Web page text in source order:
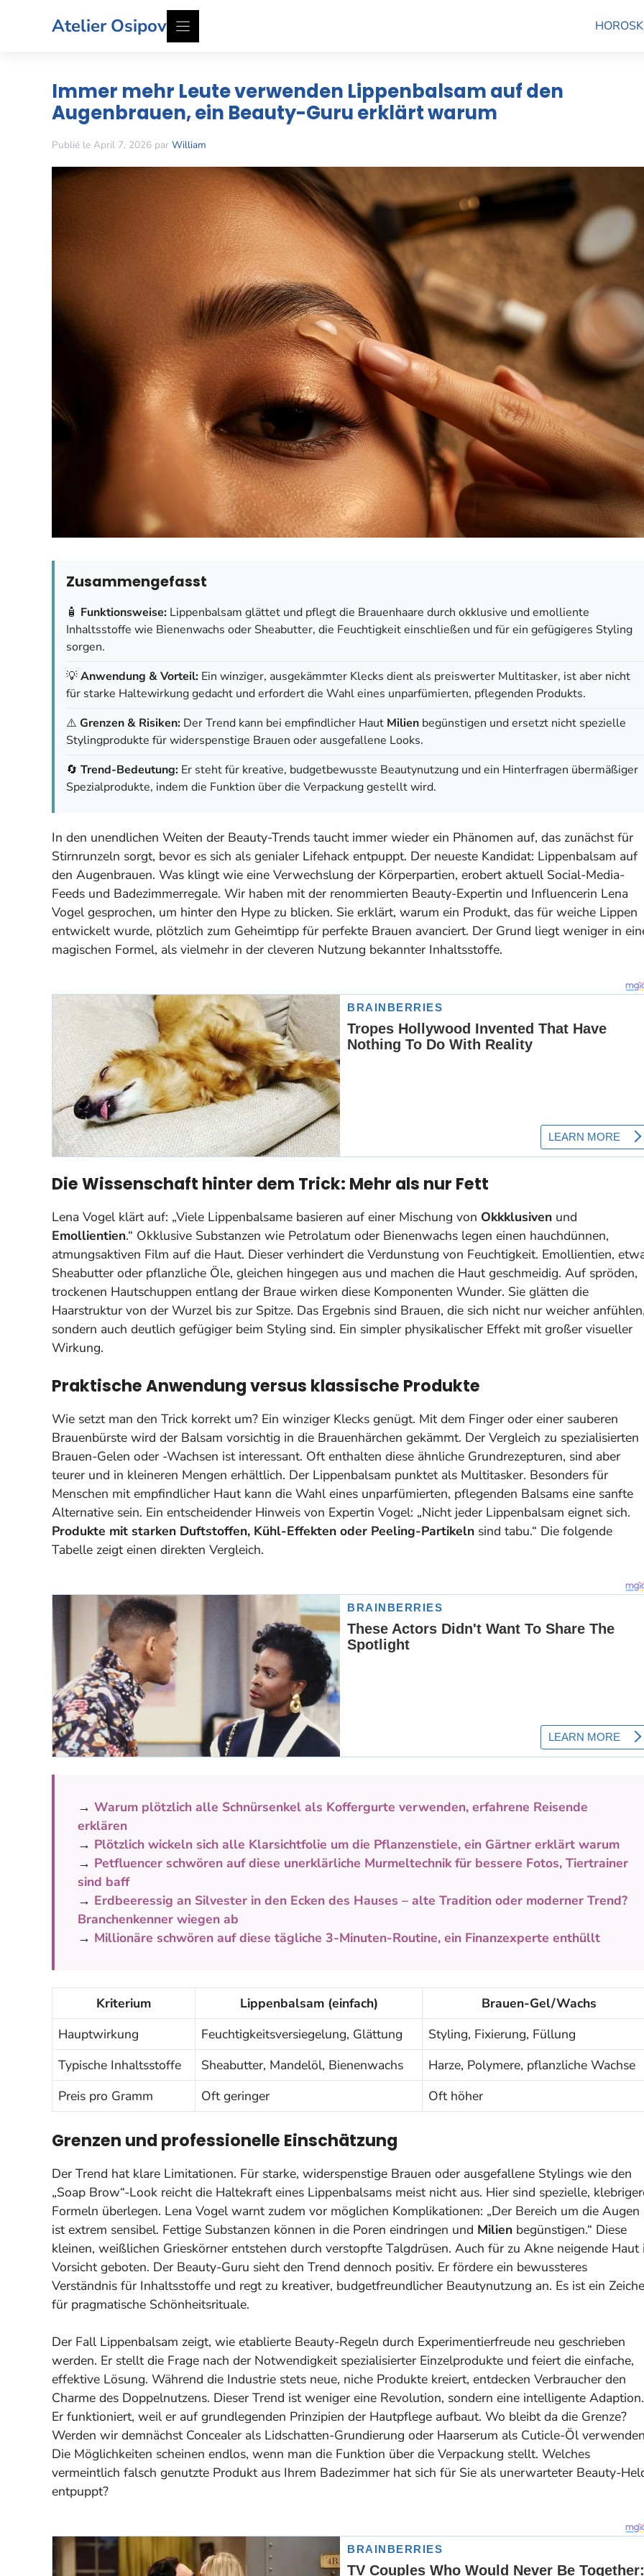
Atelier Osipov
Immer mehr Leute verwenden Lippenbalsam auf den
Augenbrauen, ein Beauty-Guru erklärt warum
Publié le April 7, 2026 par William
Zusammengefasst
🧴 Funktionsweise: Lippenbalsam glättet und pflegt die Brauenhaare durch okklusive und emolliente
Inhaltsstoffe wie Bienenwachs oder Sheabutter, die Feuchtigkeit einschließen und für ein gefügigeres Styling
sorgen.
💡Anwendung & Vorteil: Ein winziger, ausgekämmter Klecks dient als preiswerter Multitasker, ist aber nicht
für starke Haltewirkung gedacht und erfordert die Wahl eines unparfümierten, pflegenden Produkts.
⚠️ Grenzen & Risiken: Der Trend kann bei empfindlicher Haut Milien begünstigen und ersetzt nicht spezielle
Stylingprodukte für widerspenstige Brauen oder ausgefallene Looks.
🔄 Trend-Bedeutung: Er steht für kreative, budgetbewusste Beautynutzung und ein Hinterfragen übermäßiger
Spezialprodukte, indem die Funktion über die Verpackung gestellt wird.
In den unendlichen Weiten der Beauty-Trends taucht immer wieder ein Phänomen auf, das zunächst für
Stirnrunzeln sorgt, bevor es sich als genialer Lifehack entpuppt. Der neueste Kandidat: Lippenbalsam auf
den Augenbrauen. Was klingt wie eine Verwechslung der Körperpartien, erobert aktuell Social-Media-
Feeds und Badezimmerregale. Wir haben mit der renommierten Beauty-Expertin und Influencerin Lena
Vogel gesprochen, um hinter den Hype zu blicken. Sie erklärt, warum ein Produkt, das für weiche Lippen
entwickelt wurde, plötzlich zum Geheimtipp für perfekte Brauen avanciert. Der Grund liegt weniger in
magischen Formel, als vielmehr in der cleveren Nutzung bekannter Inhaltsstoffe.
Die Wissenschaft hinter dem Trick: Mehr als nur Fett
Lena Vogel klärt auf: „Viele Lippenbalsame basieren auf einer Mischung von Okkklusiven und
Emollientien.“ Okklusive Substanzen wie Petrolatum oder Bienenwachs legen einen hauchdünnen,
atmungsaktiven Film auf die Haut. Dieser verhindert die Verdunstung von Feuchtigkeit. Emollientien,
Sheabutter oder pflanzliche Öle, gleichen hingegen aus und machen die Haut geschmeidig. Auf spröden,
trockenen Hautschuppen entlang der Braue wirken diese Komponenten Wunder. Sie glätten die
Haarstruktur von der Wurzel bis zur Spitze. Das Ergebnis sind Brauen, die sich nicht nur weicher
sondern auch deutlich gefügiger beim Styling sind. Ein simpler physikalischer Effekt mit großer visueller
Wirkung.
Praktische Anwendung versus klassische Produkte
Wie setzt man den Trick korrekt um? Ein winziger Klecks genügt. Mit dem Finger oder einer sauberen
Brauenbürste wird der Balsam vorsichtig in die Brauenhärchen gekämmt. Der Vergleich zu spezialisierten
Brauen-Gelen oder -Wachsen ist interessant. Oft enthalten diese ähnliche Grundrezepturen, sind aber
teurer und in kleineren Mengen erhältlich. Der Lippenbalsam punktet als Multitasker. Besonders für
Menschen mit empfindlicher Haut kann die Wahl eines unparfümierten, pflegenden Balsams eine sanfte
Alternative sein. Ein entscheidender Hinweis von Expertin Vogel: „Nicht jeder Lippenbalsam eignet sich.
Produkte mit starken Duftstoffen, Kühl-Effekten oder Peeling-Partikeln sind tabu.“ Die folgende
Tabelle zeigt einen direkten Vergleich.
→ Warum plötzlich alle Schnürsenkel als Koffergurte verwenden, erfahrene Reisende
erklären
→ Plötzlich wickeln sich alle Klarsichtfolie um die Pflanzenstiele, ein Gärtner erklärt warum
→ Petfluencer schwören auf diese unerklärliche Murmeltechnik für bessere Fotos, Tiertrainer
sind baff
→ Erdbeeressig an Silvester in den Ecken des Hauses – alte Tradition oder moderner Trend?
Branchenkenner wiegen ab
→ Millionäre schwören auf diese tägliche 3-Minuten-Routine, ein Finanzexperte enthüllt
Kriterium Lippenbalsam (einfach)
Brauen-Gel/Wachs
Hauptwirkung
Feuchtigkeitsversiegelung, Glättung
Styling, Fixierung, Füllung
Typische Inhaltsstoffe
Sheabutter, Mandelöl, Bienenwachs
Harze, Polymere, pflanzliche Wachse
Preis pro Gramm
Oft geringer Oft höher
Grenzen und professionelle Einschätzung
Der Trend hat klare Limitationen. Für starke, widerspenstige Brauen oder ausgefallene Stylings wie den
„Soap Brow“-Look reicht die Haltekraft eines Lippenbalsams meist nicht aus. Hier sind spezielle,
Formeln überlegen. Lena Vogel warnt zudem vor möglichen Komplikationen: „Der Bereich um die Augen
ist extrem sensibel. Fettige Substanzen können in die Poren eindringen und Milien begünstigen.“ Diese
kleinen, weißlichen Grieskörner entstehen durch verstopfte Talgdrüsen. Auch für zu Akne neigende Haut
Vorsicht geboten. Der Beauty-Guru sieht den Trend dennoch positiv. Er fördere ein bewussteres
Verständnis für Inhaltsstoffe und regt zu kreativer, budgetfreundlicher Beautynutzung an. Es ist ein
für pragmatische Schönheitsrituale.
Der Fall Lippenbalsam zeigt, wie etablierte Beauty-Regeln durch Experimentierfreude neu geschrieben
werden. Er stellt die Frage nach der Notwendigkeit spezialisierter Einzelprodukte und feiert die einfache,
effektive Lösung. Während die Industrie stets neue, niche Produkte kreiert, entdecken Verbraucher den
Charme des Doppelnutzens. Dieser Trend ist weniger eine Revolution, sondern eine intelligente Adaption.
Er funktioniert, weil er auf grundlegenden Prinzipien der Hautpflege aufbaut. Wo bleibt da die Grenze?
Werden wir demnächst Concealer als Lidschatten-Grundierung oder Haarserum als Cuticle-Öl
Die Möglichkeiten scheinen endlos, wenn man die Funktion über die Verpackung stellt. Welches
vermeintlich falsch genutzte Produkt aus Ihrem Badezimmer hat sich für Sie als unerwarteter Beauty-
entpuppt?